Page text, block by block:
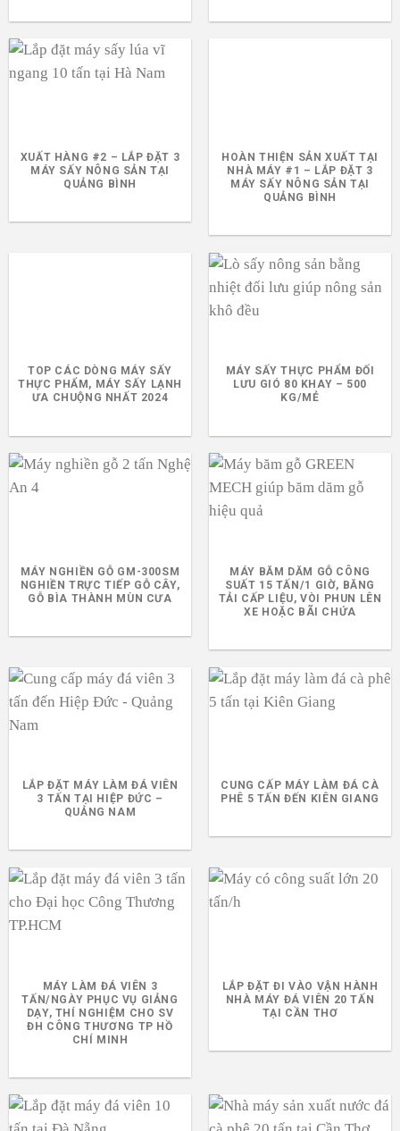
XUẤT HÀNG #2 – LẮP ĐẶT 3
MÁY SẤY NÔNG SẢN TẠI
QUẢNG BÌNH
HOÀN THIỆN SẢN XUẤT TẠI
NHÀ MÁY #1 – LẮP ĐẶT 3
MÁY SẤY NÔNG SẢN TẠI
QUẢNG BÌNH
TOP CÁC DÒNG MÁY SẤY
THỰC PHẨM, MÁY SẤY LẠNH
ƯA CHUỘNG NHẤT 2024
MÁY SẤY THỰC PHẨM ĐỐI
LƯU GIÓ 80 KHAY – 500
KG/MẺ
MÁY NGHIỀN GỖ GM-300SM
NGHIỀN TRỰC TIẾP GỖ CÂY,
GỖ BÌA THÀNH MÙN CƯA
MÁY BĂM DĂM GỖ CÔNG
SUẤT 15 TẤN/1 GIỜ, BĂNG
TẢI CẤP LIỆU, VÒI PHUN LÊN
XE HOẶC BÃI CHỨA
LẮP ĐẶT MÁY LÀM ĐÁ VIÊN
3 TẤN TẠI HIỆP ĐỨC –
QUẢNG NAM
CUNG CẤP MÁY LÀM ĐÁ CÀ
PHÊ 5 TẤN ĐẾN KIÊN GIANG
MÁY LÀM ĐÁ VIÊN 3
TẤN/NGÀY PHỤC VỤ GIẢNG
DẠY, THÍ NGHIỆM CHO SV
ĐH CÔNG THƯƠNG TP HỒ
CHÍ MINH
LẮP ĐẶT ĐI VÀO VẬN HÀNH
NHÀ MÁY ĐÁ VIÊN 20 TẤN
TẠI CẦN THƠ